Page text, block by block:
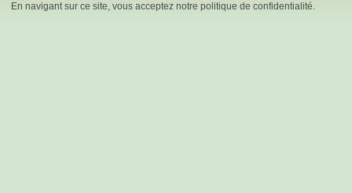
En navigant sur ce site, vous acceptez notre politique de confidentialité.